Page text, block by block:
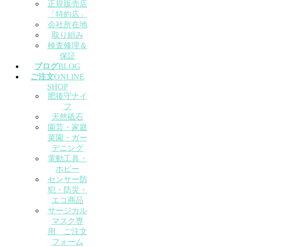
正規販売店
「特約店」
会社所在地
取り組み
検査修理＆
保証
ブログBLOG
ご注文ONLINE
SHOP
肥後守ナイ
フ
天然砥石
園芸・家庭
菜園・ガー
デニング
電動工具・
ホビー
センサー防
犯・防災・
エコ商品
サージカル
マスク専
用 ご注文
フォーム